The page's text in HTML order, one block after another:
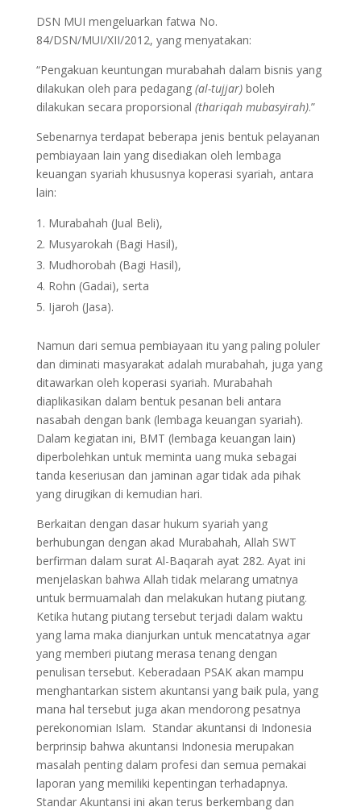
DSN MUI mengeluarkan fatwa No.
84/DSN/MUI/XII/2012, yang menyatakan:
“Pengakuan keuntungan murabahah dalam bisnis yang
dilakukan oleh para pedagang (al-tujjar)boleh
dilakukan secara proporsional (thariqah mubasyirah).”
Sebenarnya terdapat beberapa jenis bentuk pelayanan
pembiayaan lain yang disediakan oleh lembaga
keuangan syariah khususnya koperasi syariah, antara
lain:
Murabahah (Jual Beli),
Musyarokah (Bagi Hasil),
Mudhorobah (Bagi Hasil),
Rohn (Gadai), serta
Ijaroh (Jasa).
Namun dari semua pembiayaan itu yang paling poluler
dan diminati masyarakat adalah murabahah, juga yang
ditawarkan oleh koperasi syariah. Murabahah
diaplikasikan dalam bentuk pesanan beli antara
nasabah dengan bank (lembaga keuangan syariah).
Dalam kegiatan ini, BMT (lembaga keuangan lain)
diperbolehkan untuk meminta uang muka sebagai
tanda keseriusan dan jaminan agar tidak ada pihak
yang dirugikan di kemudian hari.
Berkaitan dengan dasar hukum syariah yang
berhubungan dengan akad Murabahah, Allah SWT
berfirman dalam surat Al-Baqarah ayat 282. Ayat ini
menjelaskan bahwa Allah tidak melarang umatnya
untuk bermuamalah dan melakukan hutang piutang.
Ketika hutang piutang tersebut terjadi dalam waktu
yang lama maka dianjurkan untuk mencatatnya agar
yang memberi piutang merasa tenang dengan
penulisan tersebut. Keberadaan PSAK akan mampu
menghantarkan sistem akuntansi yang baik pula, yang
mana hal tersebut juga akan mendorong pesatnya
perekonomian Islam. Standar akuntansi di Indonesia
berprinsip bahwa akuntansi Indonesia merupakan
masalah penting dalam profesi dan semua pemakai
laporan yang memiliki kepentingan terhadapnya.
Standar Akuntansi ini akan terus berkembang dan